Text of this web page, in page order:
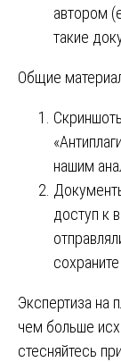
автором
такие
Общие
нашим
доступ к
Экспертиза на
чем больше
стесняйтесь